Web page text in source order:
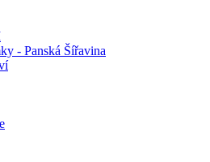
- Panská Šířavina